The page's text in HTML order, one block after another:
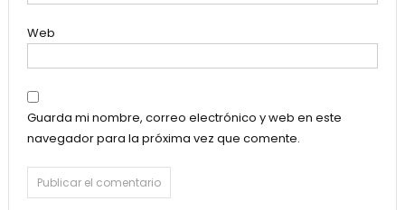
Web
Guarda mi nombre, correo electrónico y web en este
navegador para la próxima vez que comente.